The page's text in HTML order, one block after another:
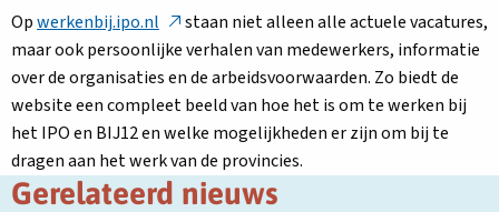
tabblad
Opwerkenbij.ipo.nl Deze
link
opent
in
een
nieuw
tabblad
staan niet alleen alle actuele vacatures,
maar ook persoonlijke verhalen van medewerkers, informatie
over de organisaties en de arbeidsvoorwaarden. Zo biedt de
website een compleet beeld van hoe het is om te werken bij
het IPO en BIJ12 en welke mogelijkheden er zijn om bij te
dragen aan het werk van de provincies.
Gerelateerd nieuws